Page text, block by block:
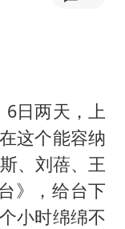
10万获刑1年
2球
泰国一女公务员妆容引争议 本人回应
降”
法国将禁止“未经同意的电话营销”
6日两天，上
这个能容纳
、刘蓓、王
》，给台下
小时绵绵不